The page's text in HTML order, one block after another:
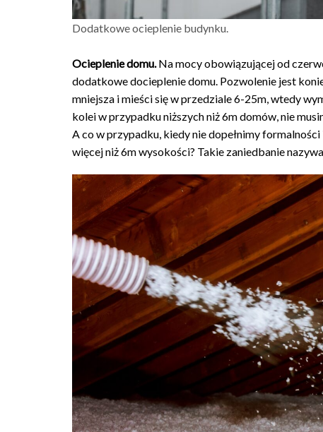
Dodatkowe ocieplenie budynku.
Ocieplenie domu.Na mocy obowiązującej od
dodatkowe docieplenie domu. Pozwolenie jest
mniejsza i mieści się w przedziale 6-25m, wtedy
kolei w przypadku niższych niż 6m domów, nie
A co w przypadku, kiedy nie dopełnimy
więcej niż 6m wysokości? Takie zaniedbanie